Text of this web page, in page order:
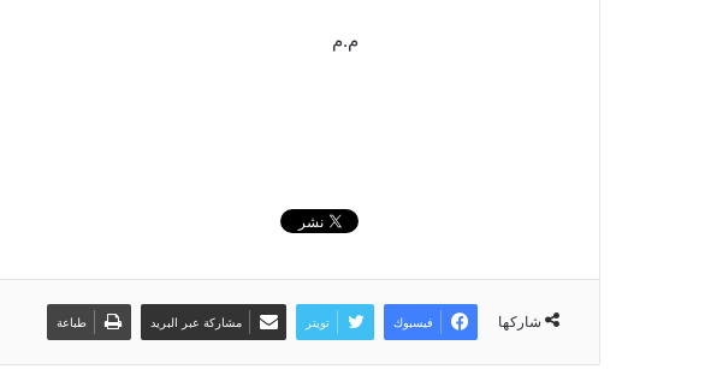
م.م
شاركها فيسبوك تويتر مشاركة عبر البريد طباعة